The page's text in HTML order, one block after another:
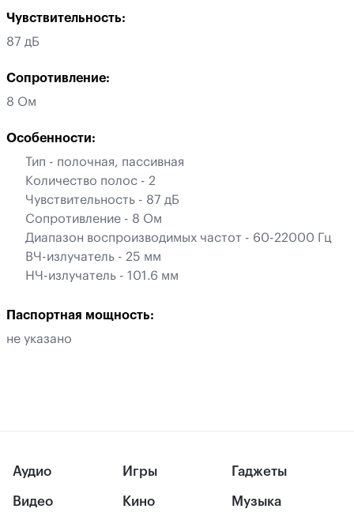
Чувствительность:
87 дБ
Сопротивление:
8 Ом
Особенности:
Тип - полочная, пассивная
Количество полос - 2
Чувствительность - 87 дБ
Сопротивление - 8 Ом
Диапазон воспроизводимых частот - 60-22000 Гц
ВЧ-излучатель - 25 мм
НЧ-излучатель - 101.6 мм
Паспортная мощность:
не указано
Аудио
Видео
Игры
Кино
Гаджеты
Музыка